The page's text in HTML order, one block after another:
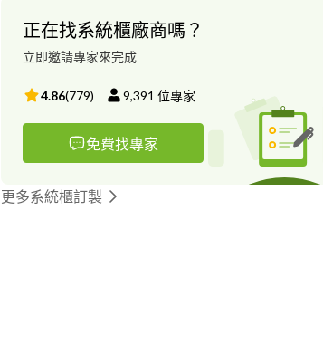
正在找系統櫃廠商嗎？
立即邀請專家來完成
4.86(779) 9,391 位專家
免費找專家
更多系統櫃訂製